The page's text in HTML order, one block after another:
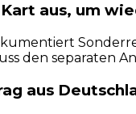
aus, um
den separaten
aus